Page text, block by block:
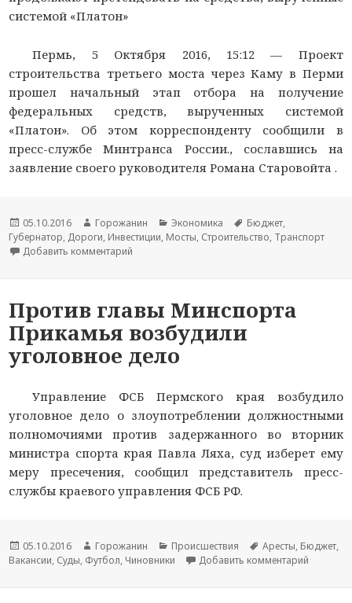
системой «Платон»
Пермь, 5 Октября 2016, 15:12 — Проект
строительства третьего моста через Каму в Перми
прошел начальный этап отбора на получение
федеральных средств, вырученных системой
«Платон». Об этом корреспонденту сообщили в
пресс-службе Минтранса России., сославшись на
заявление своего руководителя Романа Старовойта .
Новость
опубликована
05.10.2016
Автор
новости
Горожанин
Раздел
новостей
Экономика
Тема
новости
Бюджет,
Губернатор, Дороги, Инвестиции, Мосты, Строительство, Транспорт
Добавить комментарий
Против главы Минспорта
Прикамья возбудили
уголовное дело
Управление ФСБ Пермского края возбудило
уголовное дело о злоупотреблении должностными
полномочиями против задержанного во вторник
министра спорта края Павла Ляха, суд изберет ему
меру пресечения, сообщил представитель пресс-
службы краевого управления ФСБ РФ.
Новость
опубликована
05.10.2016
Автор
новости
Горожанин
Раздел
новостей
Происшествия
Тема
новости
Аресты, Бюджет,
Вакансии, Суды, Футбол, Чиновники Добавить комментарий